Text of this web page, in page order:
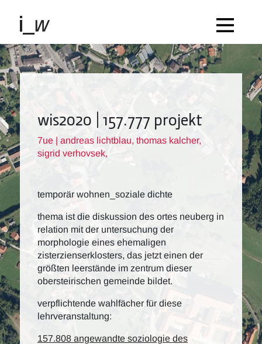
wis2020 | 157.777 projekt
7ue | andreas lichtblau, thomas kalcher,
sigrid verhovsek,
temporär wohnen_soziale dichte
thema ist die diskussion des ortes neuberg in
relation mit der untersuchung der
morphologie eines ehemaligen
zisterzienserklosters, das jetzt einen der
größten leerstände im zentrum dieser
obersteirischen gemeinde bildet.
verpflichtende wahlfächer für diese
lehrveranstaltung:
157.808 angewandte soziologie des